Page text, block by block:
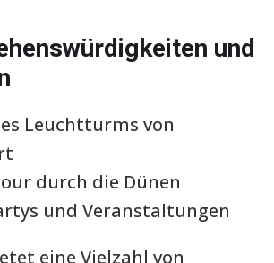
und
Leuchtturms von
durch die Dünen
und Veranstaltungen
eine Vielzahl von